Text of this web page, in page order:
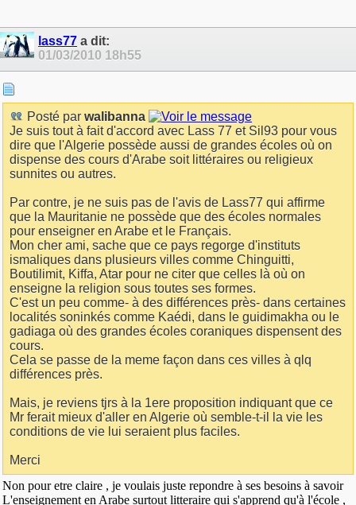
lass77 a dit:
01/03/2010 18h55
Posté par walibanna
Je suis tout à fait d'accord avec Lass 77 et Sil93 pour vous
dire que l'Algerie possède aussi de grandes écoles où on
dispense des cours d'Arabe soit littéraires ou religieux
sunnites ou autres.
Par contre, je ne suis pas de l'avis de Lass77 qui affirme
que la Mauritanie ne possède que des écoles normales
pour enseigner en Arabe et le Français.
Mon cher ami, sache que ce pays regorge d'instituts
ismaliques dans plusieurs villes comme Chinguitti,
Boutilimit, Kiffa, Atar pour ne citer que celles là où on
enseigne la religion sous toutes ses formes.
C'est un peu comme- à des différences près- dans certaines
localités soninkés comme Kaédi, dans le guidimakha ou le
gadiaga où des grandes écoles coraniques dispensent des
cours.
Cela se passe de la meme façon dans ces villes à qlq
différences près.
Mais, je reviens tjrs à la 1ere proposition indiquant que ce
Mr ferait mieux d'aller en Algerie où semble-t-il la vie les
conditions de vie lui seraient plus faciles.
Merci
Non pour etre claire , je voulais juste repondre à ses besoins à savoir
L'enseignement en Arabe surtout litteraire qui s'apprend qu'à l'école ,